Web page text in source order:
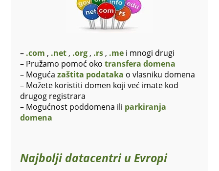
– .com , .net , .org , .rs , .me i mnogi drugi
– Pružamo pomoć okotransfera domena
– Mogućazaštita podataka o vlasniku domena
– Možete koristiti domen koji već imate kod
drugog registrara
– Mogućnost poddomena ili parkiranja
domena
Najbolji datacentri u Evropi